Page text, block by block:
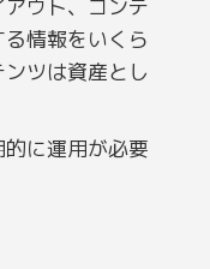
ウト、コンテ
情報をいくら
ツは資産とし
に運用が必要